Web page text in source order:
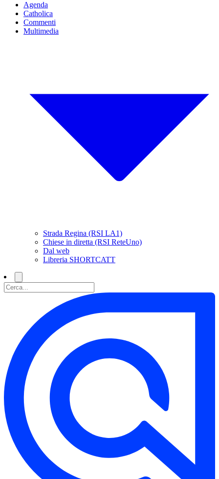
Agenda
Catholica
Commenti
Multimedia
Strada Regina (RSI LA1)
Chiese in diretta (RSI ReteUno)
Dal web
Libreria SHORTCATT